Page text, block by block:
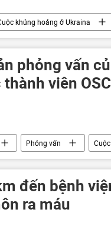
khủng hoảng ở Ukraina
quân đội
phỏng vấn
viên
Phỏng vấn
đến bệnh
ra máu